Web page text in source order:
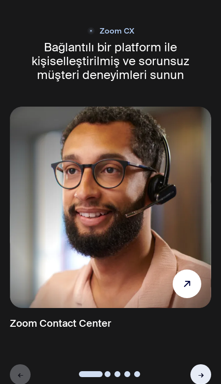
Zoom CX
Bağlantılı bir platform ile
kişiselleştirilmiş ve sorunsuz
müşteri deneyimleri sunun
Zoom Contact Center